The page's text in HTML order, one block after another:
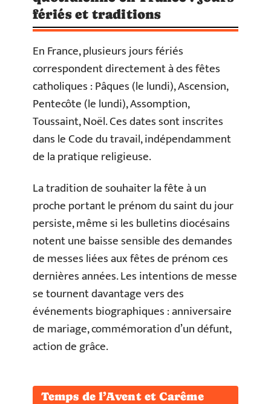
fériés et traditions
En France, plusieurs jours fériés
correspondent directement à des fêtes
catholiques : Pâques (le lundi), Ascension,
Pentecôte (le lundi), Assomption,
Toussaint, Noël. Ces dates sont inscrites
dans le Code du travail, indépendamment
de la pratique religieuse.
La tradition de souhaiter la fête à un
proche portant le prénom du saint du jour
persiste, même si les bulletins diocésains
notent une baisse sensible des demandes
de messes liées aux fêtes de prénom ces
dernières années. Les intentions de messe
se tournent davantage vers des
événements biographiques : anniversaire
de mariage, commémoration d’un défunt,
action de grâce.
Temps de l’Avent et Carême